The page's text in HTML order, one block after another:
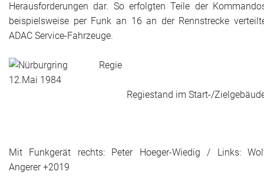
Herausforderungen dar. So erfolgten Teile der
beispielsweise per Funk an 16 an der Rennstrecke
ADAC Service-Fahrzeuge.
Regiestand im Start-/
Mit Funkgerät rechts: Peter Hoeger-Wiedig / Links:
Angerer +2019